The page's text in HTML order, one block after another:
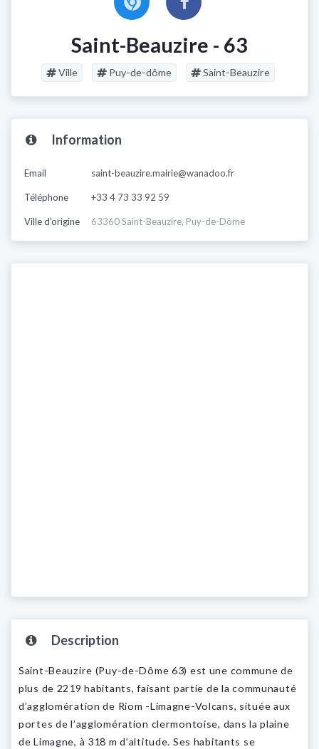
Saint-Beauzire - 63
Ville Puy-de-dôme Saint-Beauzire
Information
Email saint-beauzire.mairie@wanadoo.fr
Téléphone +33 4 73 33 92 59
Ville d'origine 63360 Saint-Beauzire, Puy-de-Dôme
Description
Saint-Beauzire (Puy-de-Dôme 63) est une commune de
plus de 2219 habitants, faisant partie de la communauté
d’agglomération de Riom -Limagne-Volcans, située aux
portes de l’agglomération clermontoise, dans la plaine
de Limagne, à 318 m d’altitude. Ses habitants se